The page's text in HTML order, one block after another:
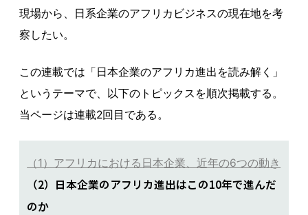
現場から、日系企業のアフリカビジネスの現在地を考
察したい。
この連載では「日本企業のアフリカ進出を読み解く」
というテーマで、以下のトピックスを順次掲載する。
当ページは連載2回目である。
（1）アフリカにおける日本企業、近年の6つの動き
（2）日本企業のアフリカ進出はこの10年で進んだ
のか